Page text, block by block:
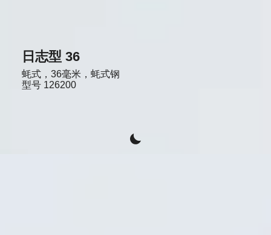
日志型 36
蚝式，36毫米，蚝式钢
型号 126200